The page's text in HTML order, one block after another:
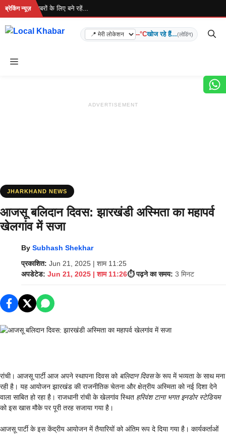
Skip
content
ब्रेकिंग न्यूज़
है... ताज़ा खबरों के लिए बने रहें...
--°Cखोज रहे हैं...(लोडिंग)
Menu
ADVERTISEMENT
JHARKHAND NEWS
आजसू बलिदान दिवस: झारखंडी अस्मिता का महापर्व
खेलगांव में सजा
By Subhash Shekhar
प्रकाशित: Jun 21, 2025 | शाम 11:25
अपडेटेड: Jun 21, 2025 | शाम 11:26⏱️ पढ़ने का समय: 3 मिनट
रांची। आजसू पार्टी आज अपने स्थापना दिवस को बलिदान दिवसके रूप में भव्यता के साथ मना
रही है। यह आयोजन झारखंड की राजनीतिक चेतना और क्षेत्रीय अस्मिता को नई दिशा देने
वाला साबित हो रहा है। राजधानी रांची के खेलगांव स्थित हरिवंश टाना भगत इनडोर स्टेडियम
को इस खास मौके पर पूरी तरह सजाया गया है।
आजसू पार्टी के इस केंद्रीय आयोजन में तैयारियों को अंतिम रूप दे दिया गया है। कार्यकर्ताओं